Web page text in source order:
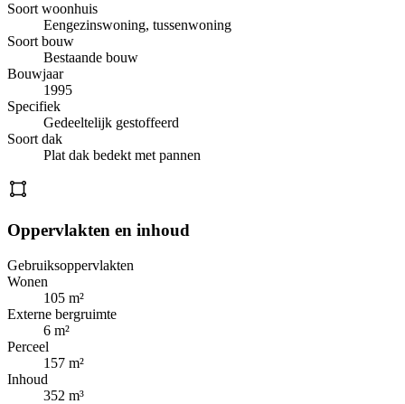
Soort woonhuis
Eengezinswoning, tussenwoning
Soort bouw
Bestaande bouw
Bouwjaar
1995
Specifiek
Gedeeltelijk gestoffeerd
Soort dak
Plat dak bedekt met pannen
Oppervlakten en inhoud
Gebruiksoppervlakten
Wonen
105 m²
Externe bergruimte
6 m²
Perceel
157 m²
Inhoud
352 m³